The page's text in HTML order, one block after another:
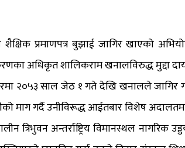
प्रमाणपत्र बुझाई जागिर खाएको
अधिकृत शालिकराम खनालविरुद्ध मुद्दा
२०५३ साल जेठ १ गते देखि खनालले
माग गर्दै उनीविरूद्ध आईतबार विशेष
त्रिभुवन अन्तर्राष्ट्रिय विमानस्थल नागरिक